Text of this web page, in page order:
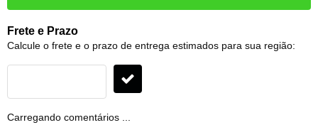
Frete e Prazo
Calcule o frete e o prazo de entrega estimados para sua região:
Carregando comentários ...